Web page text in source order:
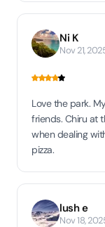
Ni K
Nov 21,
Love the park.
friends. Chiru at
when dealing
pizza.
lush e
Nov 18,